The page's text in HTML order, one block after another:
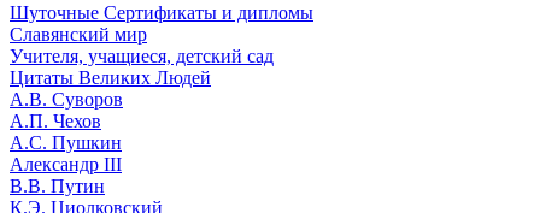
Шуточные Сертификаты и дипломы
Славянский мир
Учителя, учащиеся, детский сад
Цитаты Великих Людей
А.В. Суворов
А.П. Чехов
А.С. Пушкин
Александр III
В.В. Путин
К.Э. Циолковский